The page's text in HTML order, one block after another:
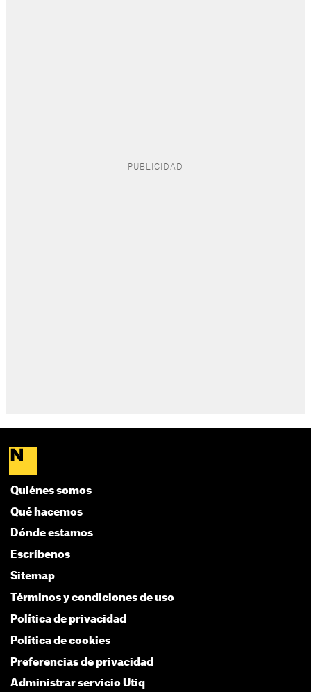
Quiénes somos
Qué hacemos
Dónde estamos
Escríbenos
Sitemap
Términos y condiciones de uso
Política de privacidad
Política de cookies
Preferencias de privacidad
Administrar servicio Utiq